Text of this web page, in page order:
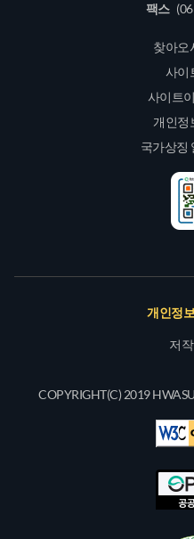
팩스
찾아오
사이
사이트
개인정
국가상징
개인정
저
COPYRIGHT(C) 2019